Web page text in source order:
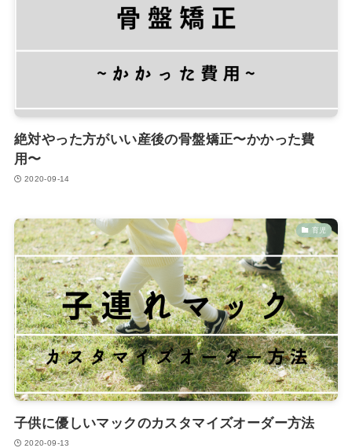
絶対やった方がいい産後の骨盤矯正〜かかった費
用〜
2020-09-14
育児
子供に優しいマックのカスタマイズオーダー方法
2020-09-13